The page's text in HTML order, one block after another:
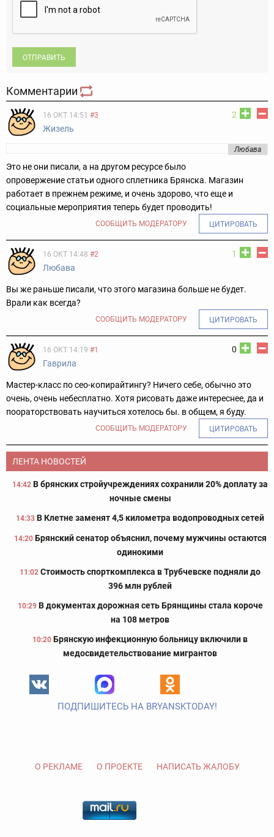
ОТПРАВИТЬ
Комментарии
2
16 ОКТ 14:51 #3
Жизель
Любава
Это не они писали, а на другом ресурсе было
опровержение статьи одного сплетника Брянска. Магазин
работает в прежнем режиме, и очень здорово, что еще и
социальные мероприятия теперь будет проводить!
СООБЩИТЬ МОДЕРАТОРУ ЦИТИРОВАТЬ
1
16 ОКТ 14:48 #2
Любава
Вы же раньше писали, что этого магазина больше не будет.
Врали как всегда?
СООБЩИТЬ МОДЕРАТОРУ ЦИТИРОВАТЬ
0
16 ОКТ 14:19 #1
Гаврила
Мастер-класс по сео-копирайтингу? Ничего себе, обычно это
очень, очень небесплатно. Хотя рисовать даже интереснее, да и
поораторствовать научиться хотелось бы. в общем, я буду.
СООБЩИТЬ МОДЕРАТОРУ ЦИТИРОВАТЬ
ЛЕНТА НОВОСТЕЙ
14:42 В брянских стройучреждениях сохранили 20% доплату за
ночные смены
14:33 В Клетне заменят 4,5 километра водопроводных сетей
14:20 Брянский сенатор объяснил, почему мужчины остаются
одинокими
11:02 Стоимость спорткомплекса в Трубчевске подняли до
396 млн рублей
10:29 В документах дорожная сеть Брянщины стала короче
на 108 метров
10:20 Брянскую инфекционную больницу включили в
медосвидетельствование мигрантов
ПОДПИШИТЕСЬ НА BRYANSKTODAY!
О РЕКЛАМЕ О ПРОЕКТЕ НАПИСАТЬ ЖАЛОБУ